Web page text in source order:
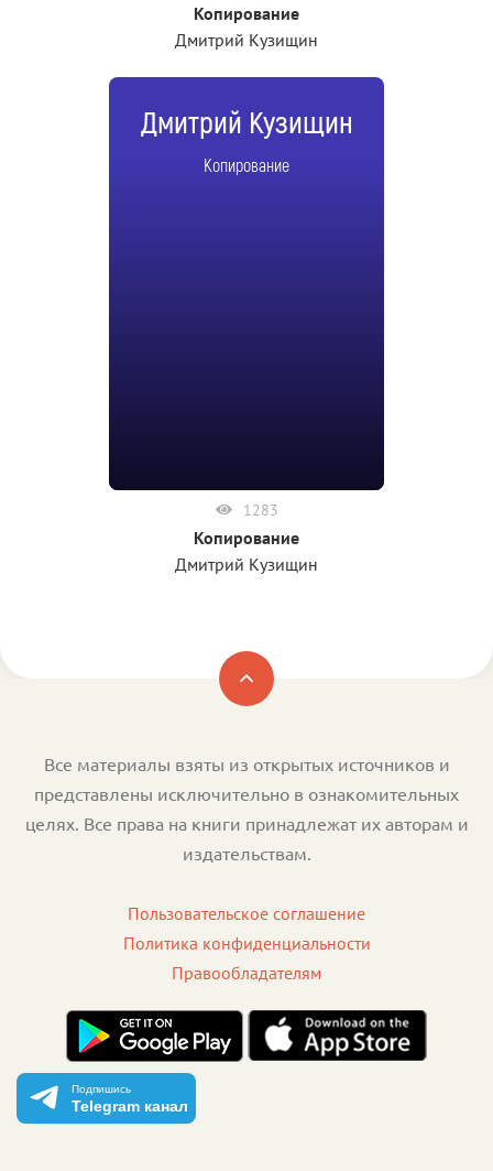
Копирование
Дмитрий Кузищин
Дмитрий Кузищин
Копирование
1283
Копирование
Дмитрий Кузищин
Все материалы взяты из открытых источников и
представлены исключительно в ознакомительных
целях. Все права на книги принадлежат их авторам и
издательствам.
Пользовательское соглашение
Политика конфиденциальности
Правообладателям
Подпишись
Telegram канал